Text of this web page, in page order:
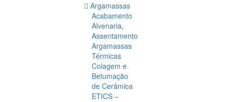
Argamassas
Acabamento
Alvenaria,
Assentamento
Argamassas
Térmicas
Colagem e
Betumação
de Cerâmica
ETICS –